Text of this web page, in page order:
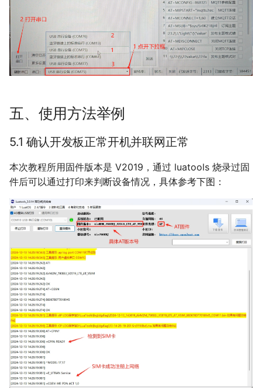
五、使用方法举例
5.1 确认开发板正常开机并联网正常
本次教程所用固件版本是 V2019，通过 luatools 烧录过固
件后可以通过打印来判断设备情况，具体参考下图：